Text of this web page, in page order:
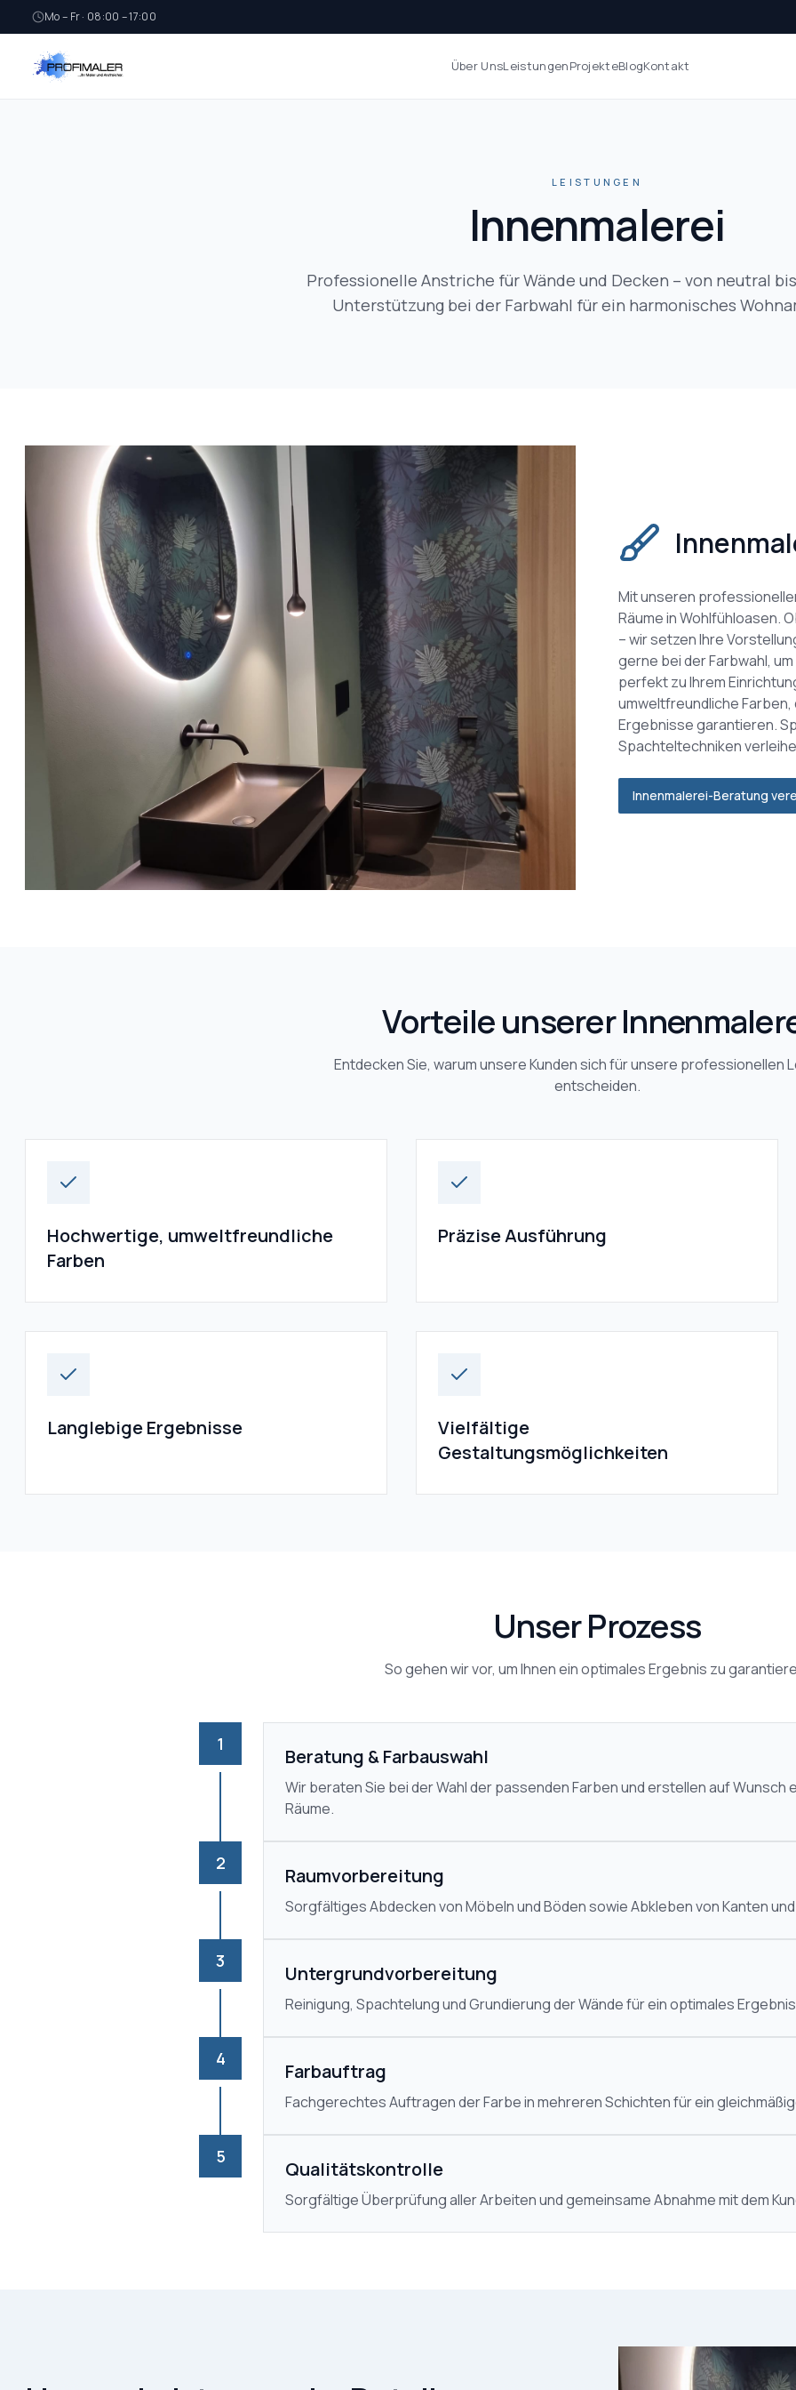
Mo – Fr · 08:00 – 17:00
Über UnsLeistungenProjekteBlogKontakt
LEISTUNGEN
Innenmalerei
Professionelle Anstriche für Wände und Decken – von neutral
Unterstützung bei der Farbwahl für ein harmonisches
Mit unseren
Räume in Wohlfühloasen.
– wir setzen Ihre
gerne bei der Farbwahl,
perfekt zu Ihrem
umweltfreundliche
Ergebnisse garantieren.
Spachteltechniken
Innenmalerei-Beratung
Vorteile unserer
Entdecken Sie, warum unsere Kunden sich für unsere professionellen
entscheiden.
Hochwertige, umweltfreundliche
Farben
Präzise Ausführung
Langlebige Ergebnisse
Vielfältige
Gestaltungsmöglichkeiten
Unser Prozess
So gehen wir vor, um Ihnen ein optimales Ergebnis zu
1
Beratung & Farbauswahl
Wir beraten Sie bei der Wahl der passenden Farben und erstellen auf Wunsch
Räume.
2
Raumvorbereitung
Sorgfältiges Abdecken von Möbeln und Böden sowie Abkleben von Kanten
3
Untergrundvorbereitung
Reinigung, Spachtelung und Grundierung der Wände für ein optimales
4
Farbauftrag
Fachgerechtes Auftragen der Farbe in mehreren Schichten für ein
5
Qualitätskontrolle
Sorgfältige Überprüfung aller Arbeiten und gemeinsame Abnahme mit dem